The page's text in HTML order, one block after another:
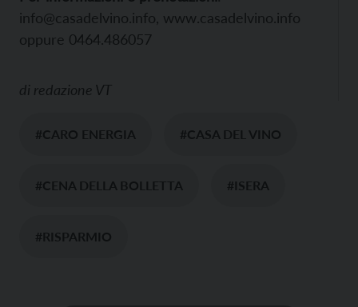
info@casadelvino.info, www.casadelvino.info
oppure 0464.486057
di redazione VT
#CARO ENERGIA #CASA DEL VINO
#CENA DELLA BOLLETTA #ISERA
#RISPARMIO